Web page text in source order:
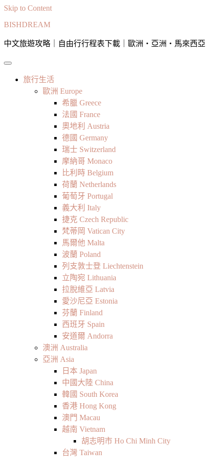
Skip to Content
BISHDREAM
中文旅遊攻略｜自由行行程表下載｜歐洲・亞洲・馬來西亞
旅行生活
歐洲 Europe
希臘 Greece
法國 France
奧地利 Austria
德國 Germany
瑞士 Switzerland
摩納哥 Monaco
比利時 Belgium
荷蘭 Netherlands
葡萄牙 Portugal
義大利 Italy
捷克 Czech Republic
梵蒂岡 Vatican City
馬爾他 Malta
波蘭 Poland
列支敦士登 Liechtenstein
立陶宛 Lithuania
拉脫維亞 Latvia
愛沙尼亞 Estonia
芬蘭 Finland
西班牙 Spain
安道爾 Andorra
澳洲 Australia
亞洲 Asia
日本 Japan
中國大陸 China
韓國 South Korea
香港 Hong Kong
澳門 Macau
越南 Vietnam
胡志明市 Ho Chi Minh City
台灣 Taiwan